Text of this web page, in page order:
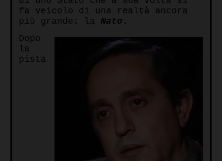
fa veicolo di una realtà ancora
più grande: la Nato .
Dopo
la
pista